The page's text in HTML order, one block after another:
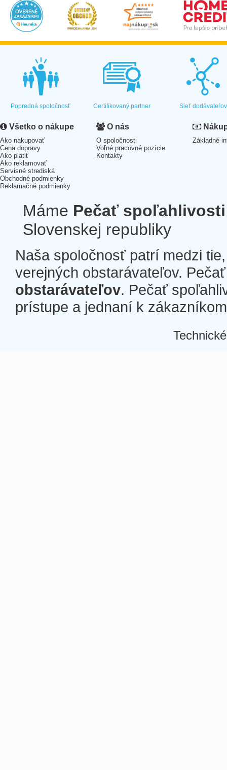
Popredná spoločnosť Certifikovaný partner Sieť dodávateľov
Všetko o nákupe
Ako nakupovať
Cena dopravy
Ako platiť
Ako reklamovať
Servisné strediská
Obchodné podmienky
Reklamačné podmienky
O nás
O spoločnosti
Voľné pracovné pozície
Kontakty
Základné
Máme Pečať spoľahlivosti
Slovenskej republiky
Naša spoločnosť patrí medzi
verejných obstarávateľov.
obstarávateľov. Pečať
prístupe a jednaní k